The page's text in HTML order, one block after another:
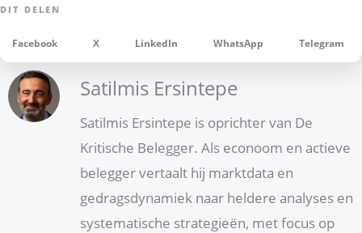
Facebook X LinkedIn WhatsApp Telegram
Satilmis Ersintepe
Satilmis Ersintepe is oprichter van De
Kritische Belegger. Als econoom en actieve
belegger vertaalt hij marktdata en
gedragsdynamiek naar heldere analyses en
systematische strategieën, met focus op